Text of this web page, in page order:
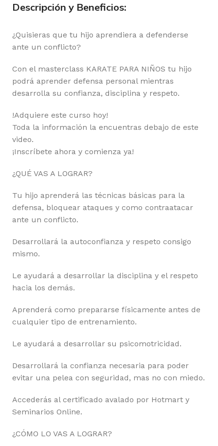
Descripción y Beneficios:
¿Quisieras que tu hijo aprendiera a defenderse
ante un conflicto?
Con el masterclass KARATE PARA NIÑOS tu hijo
podrá aprender defensa personal mientras
desarrolla su confianza, disciplina y respeto.
!Adquiere este curso hoy!
Toda la información la encuentras debajo de este
video.
¡Inscríbete ahora y comienza ya!
¿QUÉ VAS A LOGRAR?
Tu hijo aprenderá las técnicas básicas para la
defensa, bloquear ataques y como contraatacar
ante un conflicto.
Desarrollará la autoconfianza y respeto consigo
mismo.
Le ayudará a desarrollar la disciplina y el respeto
hacia los demás.
Aprenderá como prepararse físicamente antes de
cualquier tipo de entrenamiento.
Le ayudará a desarrollar su psicomotricidad.
Desarrollará la confianza necesaria para poder
evitar una pelea con seguridad, mas no con miedo.
Accederás al certificado avalado por Hotmart y
Seminarios Online.
¿CÓMO LO VAS A LOGRAR?